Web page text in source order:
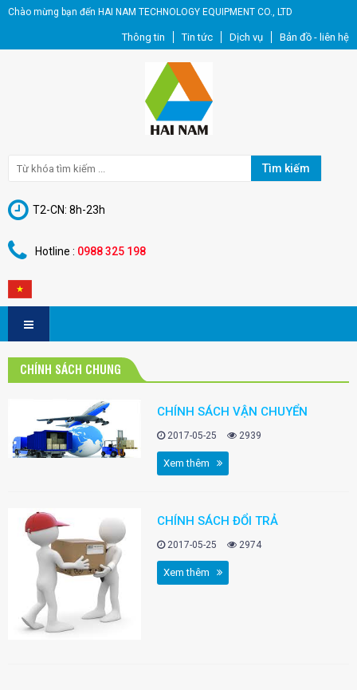
Chào mừng bạn đến HAI NAM TECHNOLOGY EQUIPMENT CO., LTD
Thông tin Tin tức Dịch vụ Bản đồ - liên hệ
Tìm kiếm
T2-CN: 8h-23h
Hotline : 0988 325 198
CHÍNH SÁCH CHUNG
CHÍNH SÁCH VẬN CHUYỂN
2017-05-25 2939
Xem thêm
CHÍNH SÁCH ĐỔI TRẢ
2017-05-25 2974
Xem thêm